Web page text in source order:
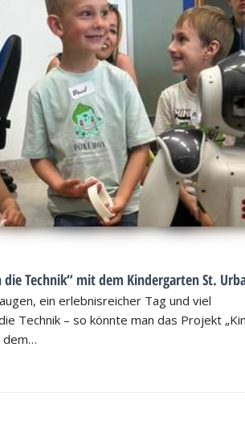
Technik“ mit dem Kindergarten St.
ein erlebnisreicher Tag und viel
Technik – so könnte man das Projekt
dem…